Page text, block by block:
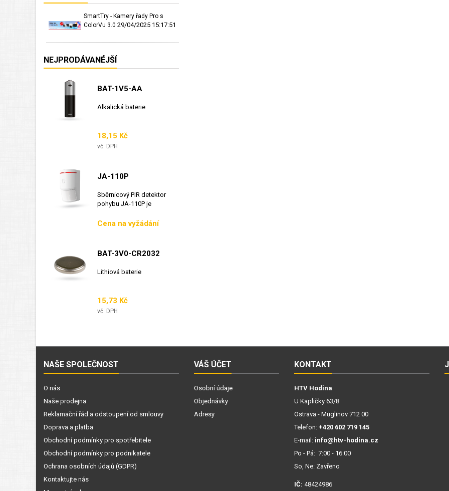
SmartTry - Kamery řady Pro s
ColorVu 3.0 29/04/2025 15:17:51
NEJPRODÁVANÉJŠÍ
BAT-1V5-AA
Alkalická baterie
Cena
18,15 Kč
vč. DPH
JA-110P
Sběrnicový PIR detektor
pohybu JA-110P je
Cena
Cena na vyžádání
BAT-3V0-CR2032
Lithiová baterie
Cena
15,73 Kč
vč. DPH
NAŠE SPOLEČNOST
O nás
Naše prodejna
Reklamační řád a odstoupení od smlouvy
Doprava a platba
Obchodní podmínky pro spotřebitele
Obchodní podmínky pro podnikatele
Ochrana osobních údajů (GDPR)
Kontaktujte nás
VÁŠ ÚČET
Osobní údaje
Objednávky
Adresy
KONTAKT
HTV Hodina
U Kapličky 63/8
Ostrava - Muglinov 712 00
Telefon: +420 602 719 145
E-mail: info@htv-hodina.cz
Po - Pá: 7:00 - 16:00
So, Ne: Zavřeno
IČ: 48424986